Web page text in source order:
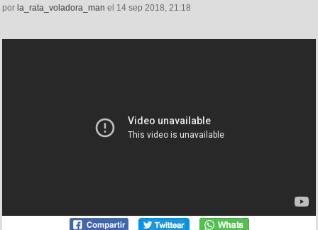
por la_rata_voladora_man el 14 sep 2018, 21:18